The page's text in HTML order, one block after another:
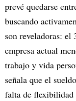
prevé quedarse
buscando
son reveladoras: el
empresa actual
trabajo y vida
señala que el
falta de flexibilidad